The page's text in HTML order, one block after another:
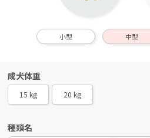
小型 中型
成犬体重
15 kg 20 kg
種類名